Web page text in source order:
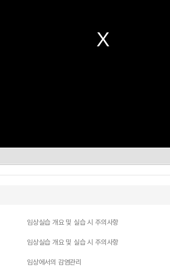
임상실습 개요 및 실습 시 주의사항
임상실습 개요 및 실습 시 주의사항
임상에서의 감염관리